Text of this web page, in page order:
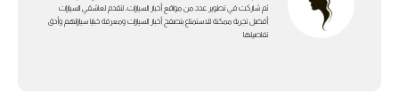
ثم شاركت في تطوير عدد من مواقع أخبار السيارات، لتقدم لعاشقي السيارات
أفضل تجربة ممكنة للاستمتاع بتصفح أخبار السيارات ومعرفة خبايا سياراتهم وأدق
تفاصيلها